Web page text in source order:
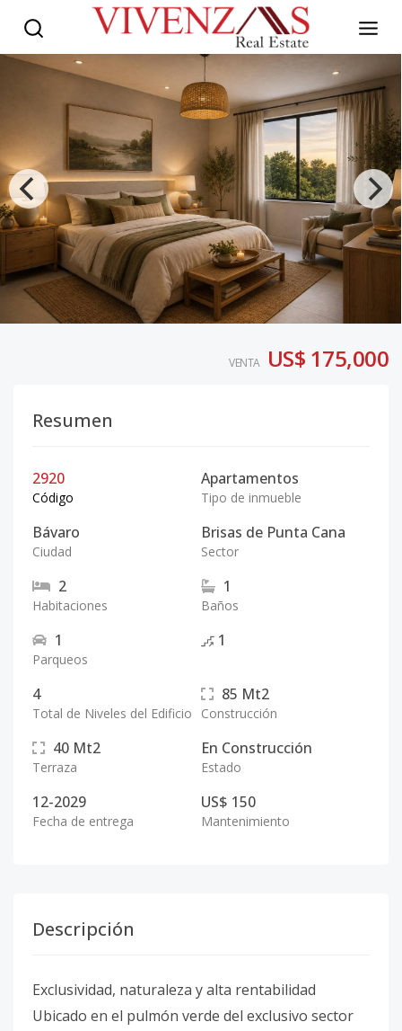
VENTA US$ 175,000
Resumen
2920
Código
Apartamentos
Tipo de inmueble
Bávaro
Ciudad
Brisas de Punta Cana
Sector
2
Habitaciones
1
Baños
1
Parqueos
1
4
Total de Niveles del Edificio
85 Mt2
Construcción
40 Mt2
Terraza
En Construcción
Estado
12-2029
Fecha de entrega
US$ 150
Mantenimiento
Descripción
Exclusividad, naturaleza y alta rentabilidad
Ubicado en el pulmón verde del exclusivo sector